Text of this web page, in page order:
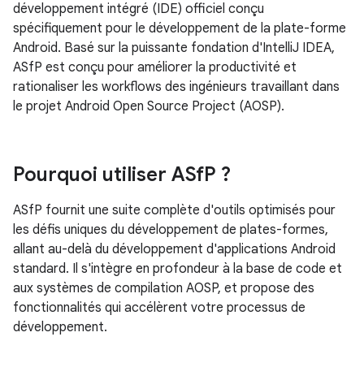
développement intégré (IDE) officiel conçu
spécifiquement pour le développement de la plate-forme
Android. Basé sur la puissante fondation d'IntelliJ IDEA,
ASfP est conçu pour améliorer la productivité et
rationaliser les workflows des ingénieurs travaillant dans
le projet Android Open Source Project (AOSP).
Pourquoi utiliser ASfP ?
ASfP fournit une suite complète d'outils optimisés pour
les défis uniques du développement de plates-formes,
allant au-delà du développement d'applications Android
standard. Il s'intègre en profondeur à la base de code et
aux systèmes de compilation AOSP, et propose des
fonctionnalités qui accélèrent votre processus de
développement.